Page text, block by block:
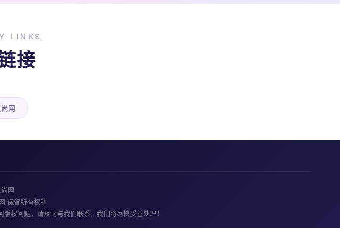
LINKS
接
网
网
保留所有权利
权问题，请及时与我们联系，我们将尽快妥善处理！